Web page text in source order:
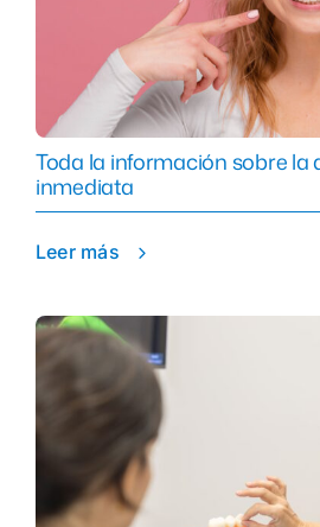
Toda la información sobre la
inmediata
Leer más